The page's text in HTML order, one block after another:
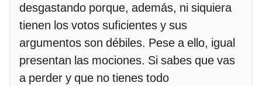
desgastando porque, además, ni siquiera
tienen los votos suficientes y sus
argumentos son débiles. Pese a ello, igual
presentan las mociones. Si sabes que vas
a perder y que no tienes todo